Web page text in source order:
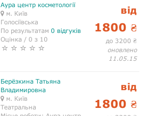
Аура центр косметології
м. Київ
Голосіївська
По результатам 0 відгуків
Оцінка / 0 з 10
від
1800 ₴
до 3200 ₴
оновлено
11.05.15
Берёзкина Татьяна
Владимировна
м. Київ
Театральна
від
1800 ₴